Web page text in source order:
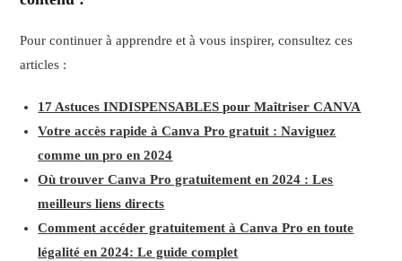
Pour continuer à apprendre et à vous inspirer, consultez ces
articles :
17 Astuces INDISPENSABLES pour Maîtriser CANVA
Votre accès rapide à Canva Pro gratuit : Naviguez
comme un pro en 2024
Où trouver Canva Pro gratuitement en 2024 : Les
meilleurs liens directs
Comment accéder gratuitement à Canva Pro en toute
légalité en 2024: Le guide complet